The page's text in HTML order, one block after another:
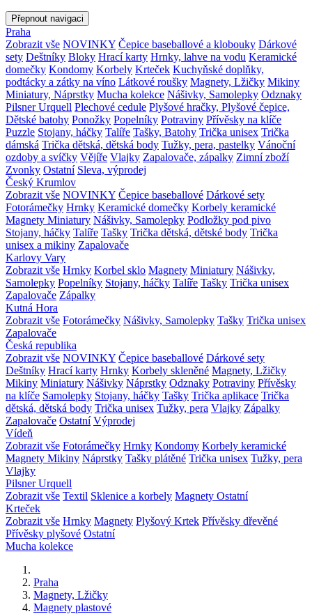
Přepnout navigaci
Praha
Zobrazit vše NOVINKY Čepice baseballové a klobouky Dárkové
sety Deštníky Bloky Hrací karty Hrnky, lahve na vodu Keramické
domečky Kondomy Korbely Krteček Kuchyňské doplňky,
podtácky a zátky na víno Látkové roušky Magnety, Lžičky Mikiny
Miniatury, Náprstky Mucha kolekce Nášivky, Samolepky Odznaky
Pilsner Urquell Plechové cedule Plyšové hračky, Plyšové čepice,
Dětské batohy Ponožky Popelníky Potraviny Přívěsky na klíče
Puzzle Stojany, háčky Talíře Tašky, Batohy Trička unisex Trička
dámská Trička dětská, dětská body Tužky, pera, pastelky Vánoční
ozdoby a svíčky Vějíře Vlajky Zapalovače, zápalky Zimní zboží
Zvonky Ostatní Sleva, výprodej
Český Krumlov
Zobrazit vše NOVINKY Čepice baseballové Dárkové sety
Fotorámečky Hrnky Keramické domečky Korbely keramické
Magnety Miniatury Nášivky, Samolepky Podložky pod pivo
Stojany, háčky Talíře Tašky Trička dětská, dětské body Trička
unisex a mikiny Zapalovače
Karlovy Vary
Zobrazit vše Hrnky Korbel sklo Magnety Miniatury Nášivky,
Samolepky Popelníky Stojany, háčky Talíře Tašky Trička unisex
Zapalovače Zápalky
Kutná Hora
Zobrazit vše Fotorámečky Nášivky, Samolepky Tašky Trička unisex
Zapalovače
Česká republika
Zobrazit vše NOVINKY Čepice baseballové Dárkové sety
Deštníky Hrací karty Hrnky Korbely skleněné Magnety, Lžičky
Mikiny Miniatury Nášivky Náprstky Odznaky Potraviny Přívěsky
na klíče Samolepky Stojany, háčky Tašky Trička aplikace Trička
dětská, dětská body Trička unisex Tužky, pera Vlajky Zápalky
Zapalovače Ostatní Výprodej
Vídeň
Zobrazit vše Fotorámečky Hrnky Kondomy Korbely keramické
Magnety Mikiny Náprstky Tašky plátěné Trička unisex Tužky, pera
Vlajky
Pilsner Urquell
Zobrazit vše Textil Sklenice a korbely Magnety Ostatní
Krteček
Zobrazit vše Hrnky Magnety Plyšový Krtek Přívěsky dřevěné
Přívěsky plyšové Ostatní
Mucha kolekce
Praha
Magnety, Lžičky
Magnety plastové